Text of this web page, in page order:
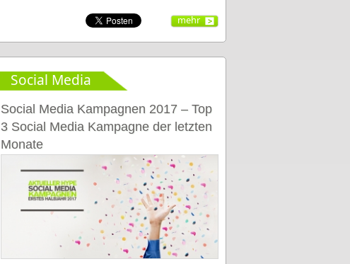
mehr
Social Media
Social Media Kampagnen 2017 – Top
3 Social Media Kampagne der letzten
Monate